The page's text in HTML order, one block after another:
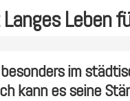
Leben
im
kann es seine